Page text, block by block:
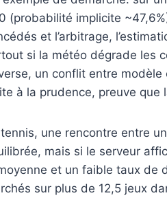
(probabilité implicite
et l’arbitrage,
si la météo dégrade les
un conflit entre
à la prudence, preuve que
tennis, une rencontre entre
mais si le serveur
et un faible taux de
sur plus de 12,5 jeux